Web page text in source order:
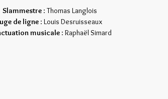
Slammestre : Thomas Langlois
de ligne : Louis Desruisseaux
musicale : Raphaël Simard